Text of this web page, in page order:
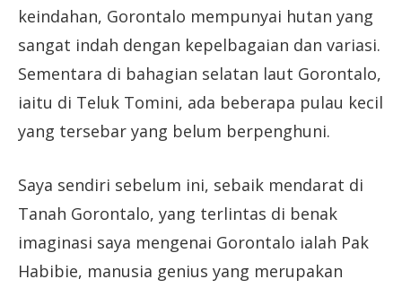
keindahan, Gorontalo mempunyai hutan yang
sangat indah dengan kepelbagaian dan variasi.
Sementara di bahagian selatan laut Gorontalo,
iaitu di Teluk Tomini, ada beberapa pulau kecil
yang tersebar yang belum berpenghuni.
Saya sendiri sebelum ini, sebaik mendarat di
Tanah Gorontalo, yang terlintas di benak
imaginasi saya mengenai Gorontalo ialah Pak
Habibie, manusia genius yang merupakan